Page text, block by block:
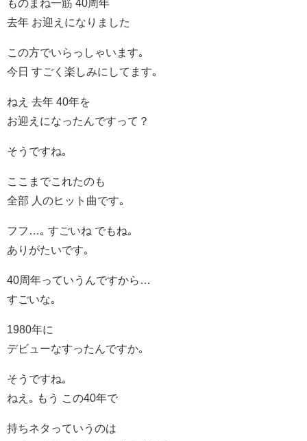
ものまね一筋 40周年
去年 お迎えになりました
この方でいらっしゃいます｡
今日 すごく楽しみにしてます｡
ねえ 去年 40年を
お迎えになったんですって？
そうですね｡
ここまでこれたのも
全部 人のヒット曲です｡
フフ…｡ すごいね でもね｡
ありがたいです｡
40周年っていうんですから…
すごいな｡
1980年に
デビューなすったんですか｡
そうですね｡
ねえ｡ もう この40年で
持ちネタっていうのは